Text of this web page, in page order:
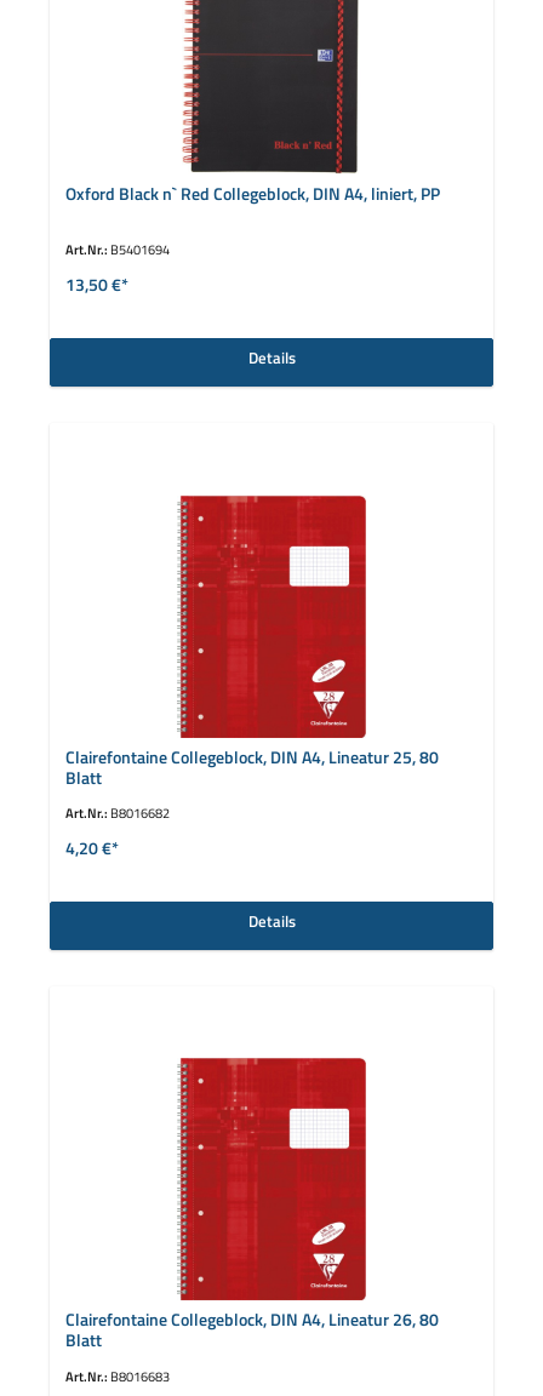
Oxford Black n` Red Collegeblock, DIN A4, liniert, PP
Art.Nr.: B5401694
13,50 €*
Details
Clairefontaine Collegeblock, DIN A4, Lineatur 25, 80
Blatt
Art.Nr.: B8016682
4,20 €*
Details
Clairefontaine Collegeblock, DIN A4, Lineatur 26, 80
Blatt
Art.Nr.: B8016683